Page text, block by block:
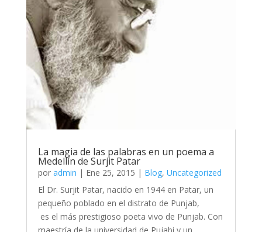
La magia de las palabras en un poema a
Medellín de Surjit Patar
por admin | Ene 25, 2015 | Blog, Uncategorized
El Dr. Surjit Patar, nacido en 1944 en Patar, un
pequeño poblado en el distrato de Punjab,
es el más prestigioso poeta vivo de Punjab. Con